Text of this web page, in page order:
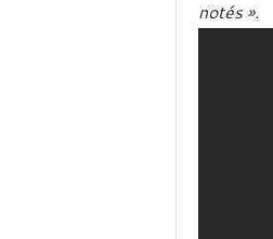
notés ».